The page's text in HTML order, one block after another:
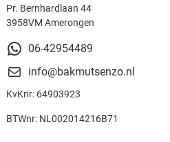
Pr. Bernhardlaan 44
3958VM Amerongen
06-42954489
info@bakmutsenzo.nl
KvKnr: 64903923
BTWnr: NL002014216B71